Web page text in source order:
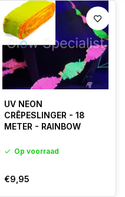
UV NEON
CRÊPESLINGER - 18
METER - RAINBOW
Op voorraad
€9,95